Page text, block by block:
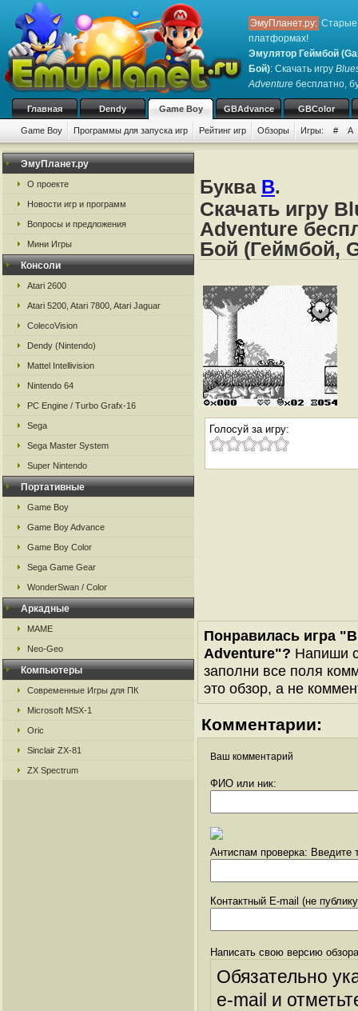
ЭмуПланет.ру: Старые
платформах!
Эмулятор Геймбой
Бой): Скачать игру
Adventure бесплатно,
Главная Dendy Game Boy GBAdvance GBColor
Game Boy Программы для запуска игр Рейтинг игр Обзоры Игры: # A
ЭмуПланет.ру
О проекте
Новости игр и программ
Вопросы и предложения
Мини Игры
Консоли
Atari 2600
Atari 5200, Atari 7800, Atari Jaguar
ColecoVision
Dendy (Nintendo)
Mattel Intellivision
Nintendo 64
PC Engine / Turbo Grafx-16
Sega
Sega Master System
Super Nintendo
Портативные
Game Boy
Game Boy Advance
Game Boy Color
Sega Game Gear
WonderSwan / Color
Аркадные
MAME
Neo-Geo
Компьютеры
Современные Игры для ПК
Microsoft MSX-1
Oric
Sinclair ZX-81
ZX Spectrum
Буква B.
Скачать игру
Adventure
Бой (Геймбой,
Голосуй за игру:
Понравилась игра
Adventure"? Напиши
заполни все поля
это обзор, а не
Комментарии:
Ваш комментарий
ФИО или ник:
Антиспам проверка: Введите
Контактный E-mail (не
Написать свою версию
Обязательно
e-mail и